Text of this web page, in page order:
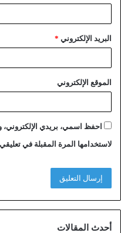
البريد الإلكتروني *
الموقع الإلكتروني
احفظ اسمي، بريدي الإلكتروني،
لاستخدامها المرة المقبلة في
أحدث المقالات